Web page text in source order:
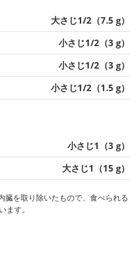
大さじ1/2（7.5 g）
小さじ1/2（3 g）
小さじ1/2（3 g）
小さじ1/2（1.5 g）
小さじ1（3 g）
大さじ1（15 g）
臓を取り除いたもので、食べられる
す。